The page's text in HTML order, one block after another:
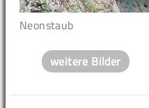
Neonstaub
weitere Bilder